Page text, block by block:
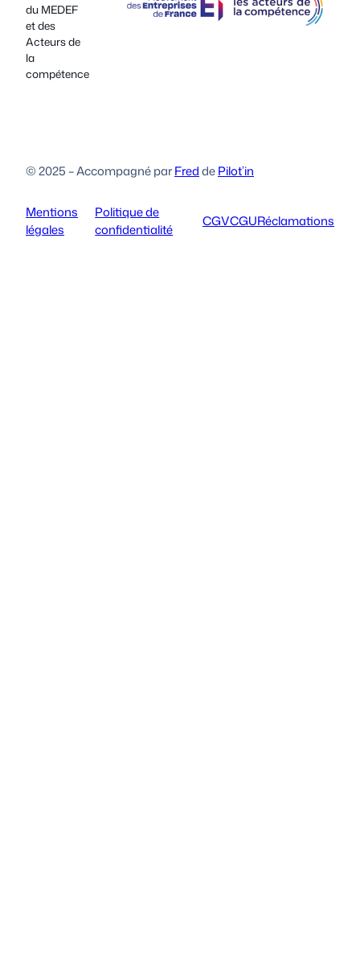
du MEDEF
et des
Acteurs de
la
compétence
© 2025 – Accompagné parFreddePilot’in
Mentions
légales
Politique de
confidentialité
CGVCGURéclamations